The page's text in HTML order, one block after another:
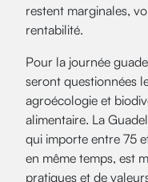
restent marginales,
rentabilité.
Pour la journée
seront questionnées
agroécologie et
alimentaire. La
qui importe entre 75
en même temps, est
pratiques et de